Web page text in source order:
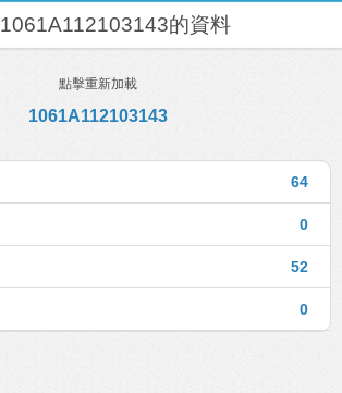
1061A112103143的資料
點擊重新加載
1061A112103143
64
0
52
0